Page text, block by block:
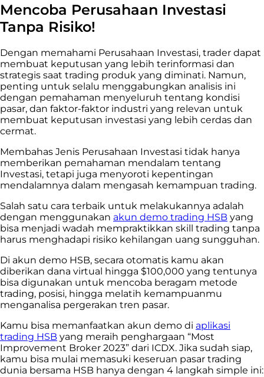
Mencoba Perusahaan Investasi
Tanpa Risiko!
Dengan memahami Perusahaan Investasi, trader dapat
membuat keputusan yang lebih terinformasi dan
strategis saat trading produk yang diminati. Namun,
penting untuk selalu menggabungkan analisis ini
dengan pemahaman menyeluruh tentang kondisi
pasar, dan faktor-faktor industri yang relevan untuk
membuat keputusan investasi yang lebih cerdas dan
cermat.
Membahas Jenis Perusahaan Investasi tidak hanya
memberikan pemahaman mendalam tentang
Investasi, tetapi juga menyoroti kepentingan
mendalamnya dalam mengasah kemampuan trading.
Salah satu cara terbaik untuk melakukannya adalah
dengan menggunakan akun demo trading HSB yang
bisa menjadi wadah mempraktikkan skill trading tanpa
harus menghadapi risiko kehilangan uang sungguhan.
Di akun demo HSB, secara otomatis kamu akan
diberikan dana virtual hingga $100,000 yang tentunya
bisa digunakan untuk mencoba beragam metode
trading, posisi, hingga melatih kemampuanmu
menganalisa pergerakan tren pasar.
Kamu bisa memanfaatkan akun demo di aplikasi
trading HSB yang meraih penghargaan “Most
Improvement Broker 2023” dari ICDX. Jika sudah siap,
kamu bisa mulai memasuki keseruan pasar trading
dunia bersama HSB hanya dengan 4 langkah simple ini: